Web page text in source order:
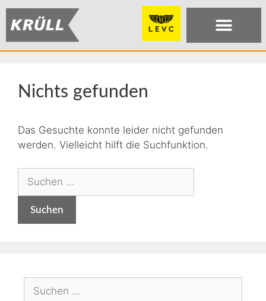
Nichts gefunden
Das Gesuchte konnte leider nicht gefunden
werden. Vielleicht hilft die Suchfunktion.